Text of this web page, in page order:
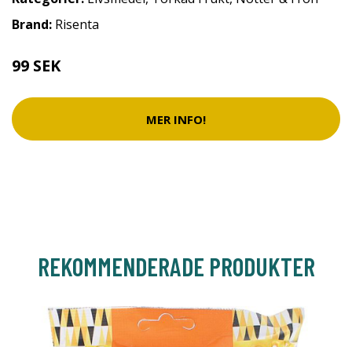
Brand: Risenta
99 SEK
MER INFO!
REKOMMENDERADE PRODUKTER